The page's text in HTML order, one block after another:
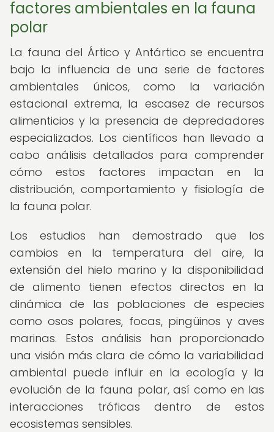
factores ambientales en la fauna
polar
La fauna del Ártico y Antártico se encuentra
bajo la influencia de una serie de factores
ambientales únicos, como la variación
estacional extrema, la escasez de recursos
alimenticios y la presencia de depredadores
especializados. Los científicos han llevado a
cabo análisis detallados para comprender
cómo estos factores impactan en la
distribución, comportamiento y fisiología de
la fauna polar.
Los estudios han demostrado que los
cambios en la temperatura del aire, la
extensión del hielo marino y la disponibilidad
de alimento tienen efectos directos en la
dinámica de las poblaciones de especies
como osos polares, focas, pingüinos y aves
marinas. Estos análisis han proporcionado
una visión más clara de cómo la variabilidad
ambiental puede influir en la ecología y la
evolución de la fauna polar, así como en las
interacciones tróficas dentro de estos
ecosistemas sensibles.